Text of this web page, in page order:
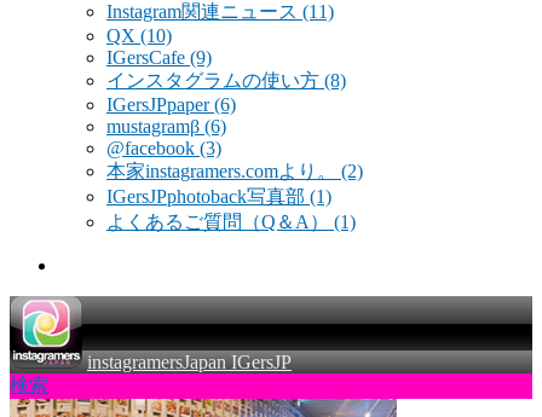
Instagram関連ニュース (11)
QX (10)
IGersCafe (9)
インスタグラムの使い方 (8)
IGersJPpaper(6)
mustagramβ (6)
@facebook (3)
本家instagramers.comより。 (2)
IGersJPphotoback写真部 (1)
よくあるご質問（Q＆A） (1)
instagramersJapan IGersJP
検索